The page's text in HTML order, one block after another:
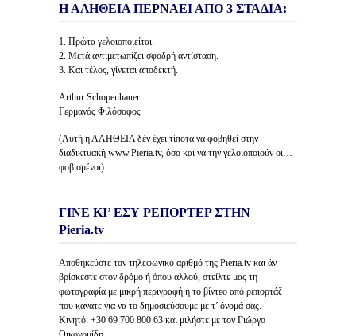
Η ΑΛΗΘΕΙΑ ΠΕΡΝΑΕΙ ΑΠΟ 3 ΣΤΑΔΙΑ:
1. Πρώτα γελοιοποιείται.
2. Μετά αντιμετωπίζει σφοδρή αντίσταση.
3. Και τέλος, γίνεται αποδεκτή.
Arthur Schopenhauer
Γερμανός Φιλόσοφος
(Αυτή η ΑΛΗΘΕΙΑ δέν έχει τίποτα να φοβηθεί στην
διαδικτυακή www.Pieria.tv, όσο και να την γελοιοποιούν οι…
φοβισμένοι)
ΓΙΝΕ ΚΙ’ ΕΣΥ ΡΕΠΟΡΤΕΡ ΣΤΗΝ
Pieria.tv
Αποθηκεύστε τον τηλεφωνικό αριθμό της Pieria.tv και άν
βρίσκεστε στον δρόμο ή όπου αλλού, στείλτε μας τη
φωτογραφία με μικρή περιγραφή ή το βίντεο από ρεπορτάζ
που κάνατε για να το δημοσιεύσουμε με τ’ όνομά σας.
Κινητό: +30 69 700 800 63 και μιλήστε με τον Γιώργο